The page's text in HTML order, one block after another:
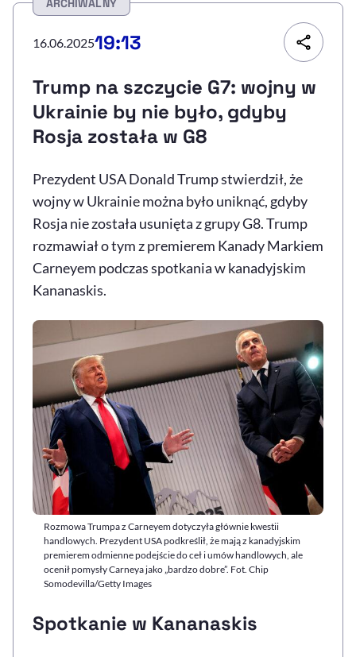
Sprawdź, jak i dlaczego zwiększamy dostępność , otwiera się w nowym
Deklaracja dostępności
ARCHIWALNY
16.06.202519:13
Trump na szczycie G7: wojny w
Ukrainie by nie było, gdyby
Rosja została w G8
Prezydent USA Donald Trump stwierdził, że
wojny w Ukrainie można było uniknąć, gdyby
Rosja nie została usunięta z grupy G8. Trump
rozmawiał o tym z premierem Kanady Markiem
Carneyem podczas spotkania w kanadyjskim
Kananaskis.
Rozmowa Trumpa z Carneyem dotyczyła głównie kwestii
handlowych. Prezydent USA podkreślił, że mają z kanadyjskim
premierem odmienne podejście do ceł i umów handlowych, ale
ocenił pomysły Carneya jako „bardzo dobre”. Fot. Chip
Somodevilla/Getty Images
Spotkanie w Kananaskis